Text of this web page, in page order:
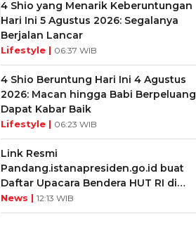
4 Shio yang Menarik Keberuntungan
Hari Ini 5 Agustus 2026: Segalanya
Berjalan Lancar
Lifestyle | 06:37 WIB
4 Shio Beruntung Hari Ini 4 Agustus
2026: Macan hingga Babi Berpeluang
Dapat Kabar Baik
Lifestyle | 06:23 WIB
Link Resmi
Pandang.istanapresiden.go.id buat
Daftar Upacara Bendera HUT RI di
Istana Negara
News | 12:13 WIB